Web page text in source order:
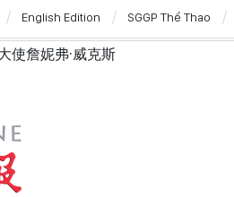
English Edition SGGP Thể Thao
使詹妮弗·威克斯
“维护系统”与“保护人员”紧密结合
防部长
与马来西亚关系日益活跃
设一部科学严谨、简明精炼、便于
驻河内使节：共同建设团结、自
会审议通过设立广宁市和北宁市《